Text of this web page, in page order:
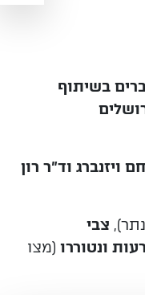
בשיתוף
ויזנברג וד"ר רון
צבי
רעות ונטוררו (מצו